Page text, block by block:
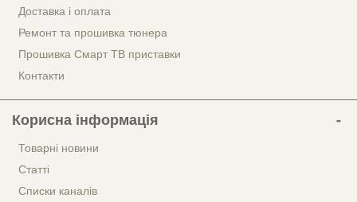
Доставка і оплата
Ремонт та прошивка тюнера
Прошивка Смарт ТВ приставки
Контакти
Корисна інформація
Товарні новини
Статті
Списки каналів